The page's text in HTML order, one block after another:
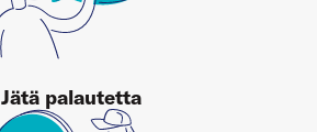
Jätä palautetta